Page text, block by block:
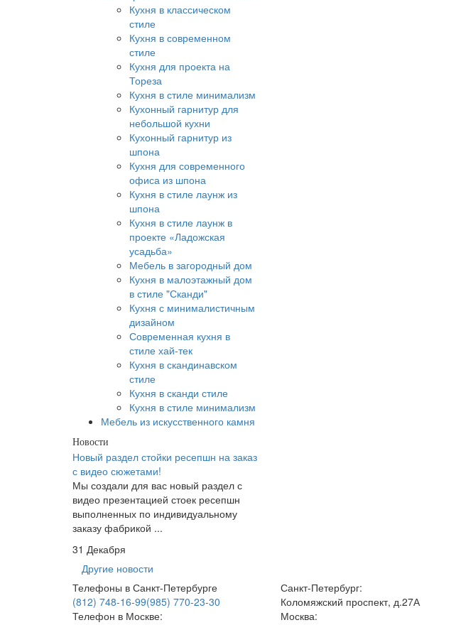
Кухня в классическом
стиле
Кухня в современном
стиле
Кухня для проекта на
Тореза
Кухня в стиле минимализм
Кухонный гарнитур для
небольшой кухни
Кухонный гарнитур из
шпона
Кухня для современного
офиса из шпона
Кухня в стиле лаунж из
шпона
Кухня в стиле лаунж в
проекте «Ладожская
усадьба»
Мебель в загородный дом
Кухня в малоэтажный дом
в стиле "Сканди"
Кухня с минималистичным
дизайном
Современная кухня в
стиле хай-тек
Кухня в скандинавском
стиле
Кухня в сканди стиле
Кухня в стиле минимализм
Мебель из искусственного камня
Новости
Новый раздел стойки ресепшн на заказ
с видео сюжетами!
Мы создали для вас новый раздел с
видео презентацией стоек ресепшн
выполненных по индивидуальному
заказу фабрикой ...
31 Декабря
Другие новости
Телефоны в Санкт-Петербурге
(812) 748-16-99(985) 770-23-30
Телефон в Москве:
Санкт-Петербург:
Коломяжский проспект, д.27А
Москва: